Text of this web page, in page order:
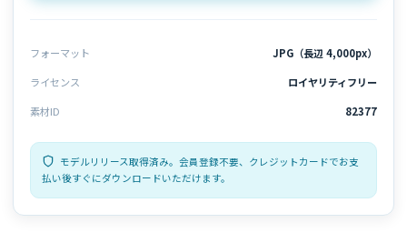
フォーマット
JPG（長辺 4,000px）
ライセンス
ロイヤリティフリー
素材ID
82377
モデルリリース取得済み。会員登録不要、クレジットカードでお支
払い後すぐにダウンロードいただけます。